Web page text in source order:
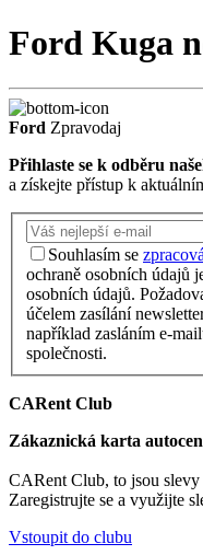
Ford Kuga
Ford Zpravodaj
Přihlaste se k odběru
a získejte přístup k
Souhlasím se
ochraně osobních údajů
osobních údajů.
účelem zasílání
například zasláním e-
společnosti.
CARent Club
Zákaznická karta
CARent Club, to jsou
Zaregistrujte se a využijte
Vstoupit do clubu